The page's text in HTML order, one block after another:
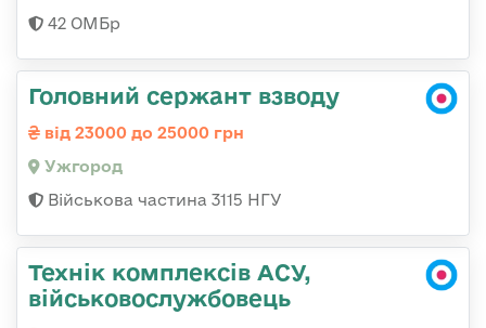
42 ОМБр
Головний сержант взводу
від 23000 до 25000 грн
Ужгород
Військова частина 3115 НГУ
Технік комплексів АСУ,
військовослужбовець